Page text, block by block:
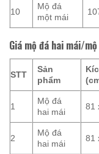
10
Mộ đá
một mái
Giá mộ đá hai mái/
STT
Sản
phẩm
1
Mộ đá
hai mái
81
2
Mộ đá
hai mái
81